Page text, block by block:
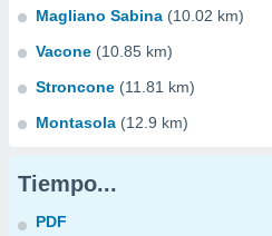
Magliano Sabina (10.02 km)
Vacone (10.85 km)
Stroncone (11.81 km)
Montasola (12.9 km)
Tiempo...
PDF